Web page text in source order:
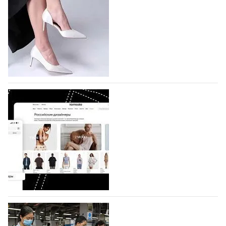
На участие в седьмой Московской неделе моды,
которая пройдет в российской столице с 26 сентября
по 1 октября, уже подано 1047 заявок. Примерно
половину из них (494) прислали дизайнеры,
коллекции которых не были представлены в…
07.08.2026 689
BALLINA представит свои новинки на Euro
Shoes
Компания BALLINA Guangzhou Lihuang Footwear
Co., Ltd., основанная в 2011 году и расположенная в
Гуанчжоу, столице моды Китая, является
профессиональной обувной компанией,
объединяющей разработку, производство и…
07.08.2026 551
На платформе Lamoda - новый раздел и
условия продвижения локальных